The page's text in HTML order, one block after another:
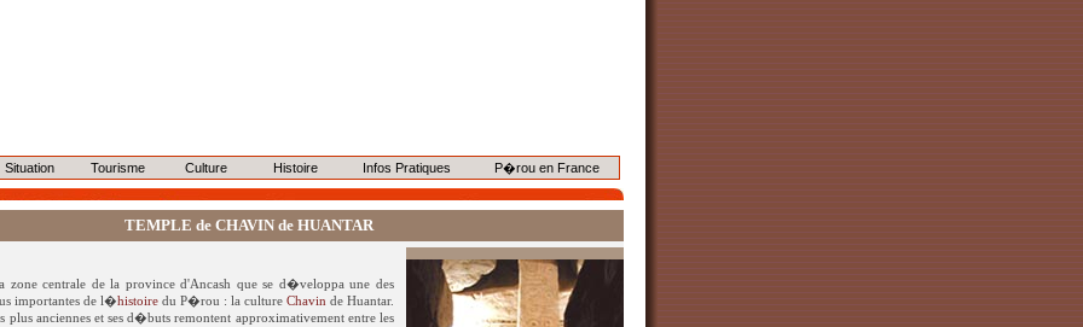
Situation Tourisme Culture Histoire Infos Pratiques P�rou en France
TEMPLE de CHAVIN de HUANTAR
zone centrale de la province d'Ancash que se d�veloppa une des
importantes de l�histoire du P�rou : la culture Chavin de Huantar.
plus anciennes et ses d�buts remontent approximativement entre les